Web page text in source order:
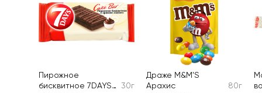
Пирожное
бисквитное 7DAYS
30г
Драже M&M'S
Арахис
80г